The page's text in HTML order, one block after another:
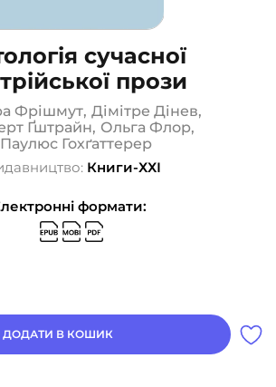
сучасної
прози
Фрішмут, Дімітре Дінев,
Ґштрайн, Ольга Флор,
Паулюс Гохґаттерер
Книги-ХХІ
формати:
ДОДАТИ В КОШИК